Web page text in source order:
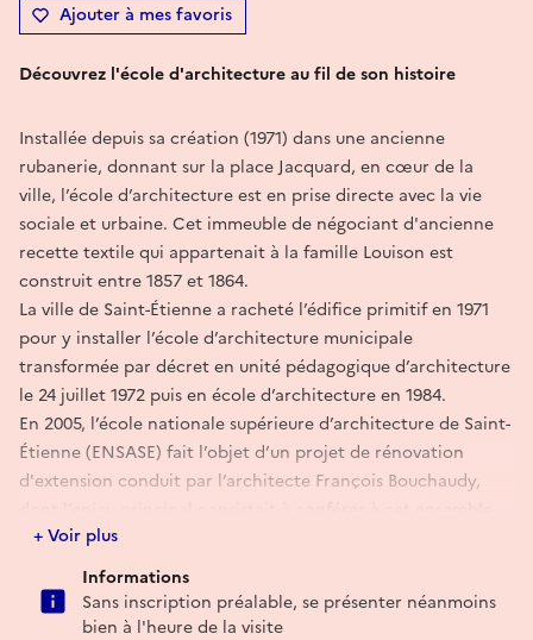
Ajouter à mes favoris
Découvrez l'école d'architecture au fil de son histoire
Installée depuis sa création (1971) dans une ancienne
rubanerie, donnant sur la place Jacquard, en cœur de la
ville, l’école d’architecture est en prise directe avec la vie
sociale et urbaine. Cet immeuble de négociant d'ancienne
recette textile qui appartenait à la famille Louison est
construit entre 1857 et 1864.
La ville de Saint-Étienne a racheté l’édifice primitif en 1971
pour y installer l’école d’architecture municipale
transformée par décret en unité pédagogique d’architecture
le 24 juillet 1972 puis en école d’architecture en 1984.
En 2005, l’école nationale supérieure d’architecture de Saint-
Étienne (ENSASE) fait l’objet d’un projet de rénovation
d'extension conduit par l’architecte François Bouchaudy,
immobilier une identité architecturale cohérente avec
l’histoire du lieu et sa fonction d’école d’architecture.
En 2022, l’ENSASE fait l’objet d’une rénovation énergétique
dans le cadre du Plan de relance déployé par le
+ Voir plus
Informations
Sans inscription préalable, se présenter néanmoins
bien à l'heure de la visite